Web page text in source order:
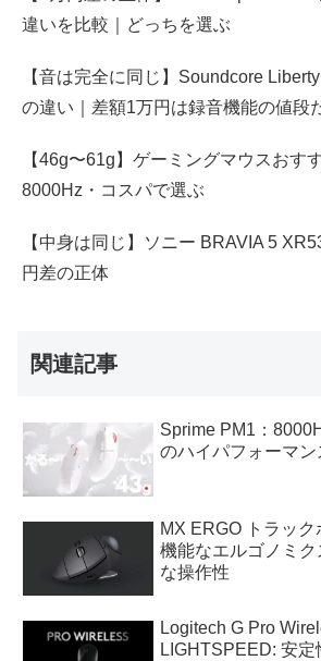
違いを比較｜どっちを選ぶ
【音は完全に同じ】Soundcore
の違い｜差額1万円は録音機能の値段
【46g〜61g】ゲーミングマウスおす
8000Hz・コスパで選ぶ
【中身は同じ】ソニー BRAVIA 5
円差の正体
関連記事
Sprime PM1：
のハイパフォーマン
MX ERGO トラッ
機能なエルゴノミ
な操作性
Logitech G Pro
LIGHTSPEED: 安